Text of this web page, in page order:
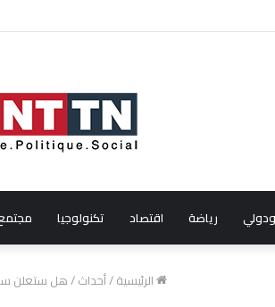
تتحصل على جائزة أفضل ممثلة ضمن مهرجان عمان
رياضة اقتصاد تكنولوجيا
الرئيسية/أحداث/هل ستعلن